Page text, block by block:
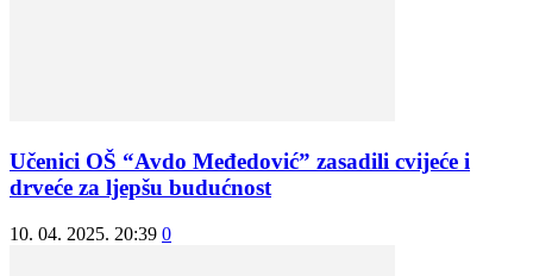
Učenici OŠ “Avdo Međedović” zasadili cvijeće i
drveće za ljepšu budućnost
10. 04. 2025. 20:39 0